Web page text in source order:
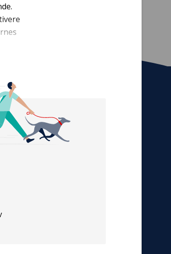
at
nyhedsbrev
De seneste nyheder om TrygFondens og
aktiviteter direkte i din
indbakke.